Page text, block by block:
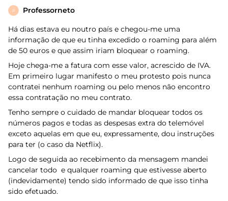
P Professorneto
Há dias estava eu noutro país e chegou-me uma
informação de que eu tinha excedido o roaming para além
de 50 euros e que assim iriam bloquear o roaming.
Hoje chega-me a fatura com esse valor, acrescido de IVA.
Em primeiro lugar manifesto o meu protesto pois nunca
contratei nenhum roaming ou pelo menos não encontro
essa contratação no meu contrato.
Tenho sempre o cuidado de mandar bloquear todos os
números pagos e todas as despesas extra do telemóvel
exceto aquelas em que eu, expressamente, dou instruções
para ter (o caso da Netflix).
Logo de seguida ao recebimento da mensagem mandei
cancelar todo e qualquer roaming que estivesse aberto
(indevidamente) tendo sido informado de que isso tinha
sido efetuado.